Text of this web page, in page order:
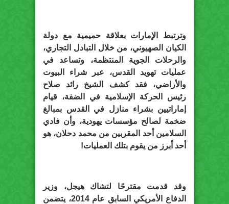
وترتبط الإمارات بعلاقة حميمية مع دولة
الكيان الصهيوني، من خلال التبادل التجاري،
والرحلات الجوية المنتظمة، وتساعد في
عمليات تهويد القدس، عبر شراء البيوت
والأراضي، فقد كشف الشيخ رائد صلاح
رئيس الحركة الإسلامية في الضفة، قيام
إماراتيين بشراء منازل في القدس بمبالغ
ضخمة لصالح مؤسسات يهودية، وأن فادي
السلامين أحد المقربين من محمد دحلان، هو
أحد أبرز من يقوم بتلك العمليات!
وقد قدمت مقترحًا لتشاك هيجل، وزير
الدفاع الأمريكي السابق عام 2014، يتضمن